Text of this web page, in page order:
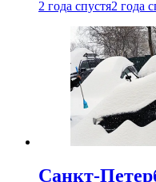
2 года спустя2 года
Санкт-